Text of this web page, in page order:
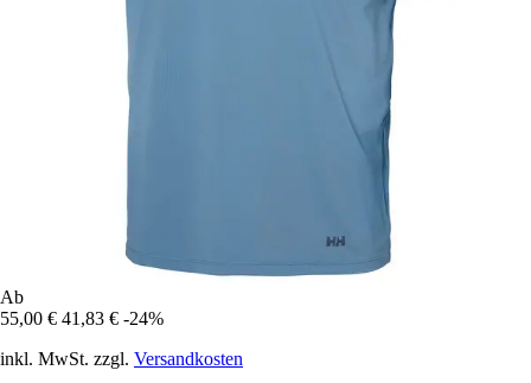
Ab
55,00 € 41,83 € -24%
inkl. MwSt. zzgl. Versandkosten